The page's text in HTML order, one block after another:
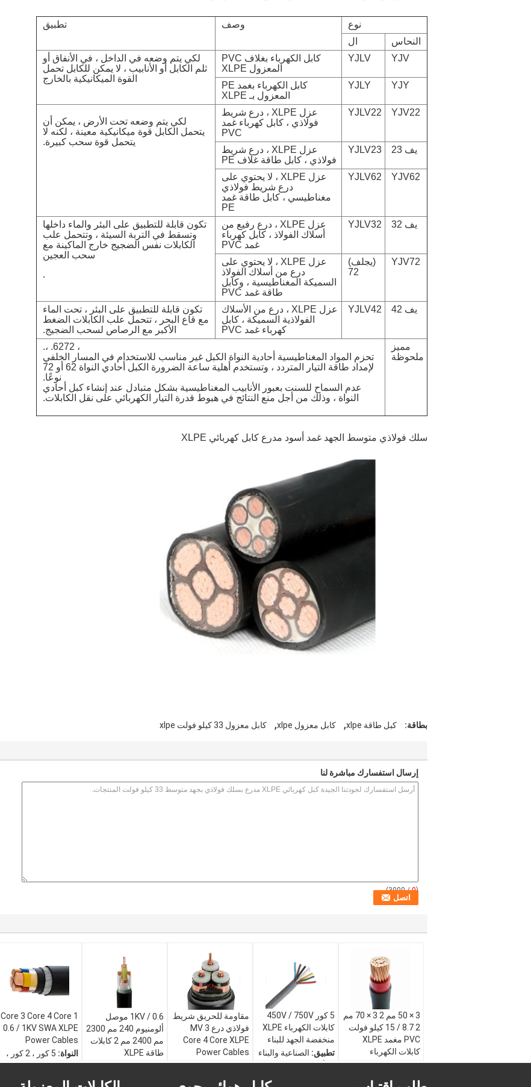
نوع وصف
تطبيق
النحاس
ال
YJV
YJLV
كابل الكهرباء بغلاف PVC
المعزول XLPE
لكي يتم وضعه في الداخل ، في الأنفاق أو
ثلم الكابل أو الأنابيب ، لا يمكن للكابل تحمل
القوة الميكانيكية بالخارج
YJY
YJLY
كابل الكهرباء بغمد PE
المعزول بـ XLPE
YJV22
YJLV22
عزل XLPE ، درع شريط
فولاذي ، كابل كهرباء غمد
PVC
لكي يتم وضعه تحت الأرض ، يمكن أن
يتحمل الكابل قوة ميكانيكية معينة ، لكنه لا
يتحمل قوة سحب كبيرة.
يف 23 YJLV23
عزل XLPE ، درع شريط
فولاذي ، كابل طاقة غلاف PE
YJV62
YJLV62
عزل XLPE ، لا يحتوي على
درع شريط فولاذي
مغناطيسي ، كابل طاقة غمد
PE
يف 32
YJLV32
عزل XLPE ، درع رفيع من
أسلاك الفولاذ ، كابل كهرباء
غمد PVC
تكون قابلة للتطبيق على البئر والماء داخلها
وتسقط في التربة السيئة ، وتتحمل علب
الكابلات نفس الضجيج خارج الماكينة مع
سحب العجين
.
YJV72
(يجلف)
72
عزل XLPE ، لا يحتوي على
درع من أسلاك الفولاذ
السميكة المغناطيسية ، وكابل
طاقة غمد PVC
يف 42
YJLV42
عزل XLPE ، درع من الأسلاك
الفولاذية السميكة ، كابل
كهرباء غمد PVC
تكون قابلة للتطبيق على البئر ، تحت الماء
مع قاع البحر ، تتحمل علب الكابلات الضغط
الأكبر مع الرصاص لسحب الضجيج.
مميز
ملحوظة
، 6272. ،.
تحزم المواد المغناطيسية أحادية النواة الكبل غير مناسب للاستخدام في المسار الخلفي
لإمداد طاقة التيار المتردد ، وتستخدم أهلية ساعة الضرورة الكبل أحادي النواة 62 أو 72
نوعًا.
عدم السماح للسنت بعبور الأنابيب المغناطيسية بشكل متبادل عند إنشاء كبل أحادي
النواة ، وذلك من أجل منع النتائج في هبوط قدرة التيار الكهربائي على نقل الكابلات.
سلك فولاذي متوسط ​​الجهد غمد أسود مدرع كابل كهربائي XLPE
بطاقة: كبل طاقة xlpe , كابل معزول xlpe , كابل معزول 33 كيلو فولت xlpe
إرسال استفسارك مباشرة لنا
(
0
/ 3000)
1 Core 3 Core 4 Core
0.6 / 1KV SWA XLPE
Power Cables
النواة:
5 كور ، 2 كور ،
3 كور ، 4 كور
0.6 / 1KV موصل
ألومنيوم 240 مم 2300
مم 2400 مم 2 كابلات
طاقة XLPE
إصدار الشهادات:ISO
CCC UL CE SAA
مقاومة للحريق شريط
فولاذي درع MV 3
Core 4 Core XLPE
Power Cables
اساسي:IEC ،
5 كور 450V / 750V
كابلات الكهرباء XLPE
منخفضة الجهد للبناء
تطبيق: الصناعية والبناء
والأجهزة المنزلية
3 × 50 مم 2 3 × 70 مم
2 8.7 / 15 كيلو فولت
PVC مغمد XLPE
كابلات الكهرباء
مادة موصل:CU AL